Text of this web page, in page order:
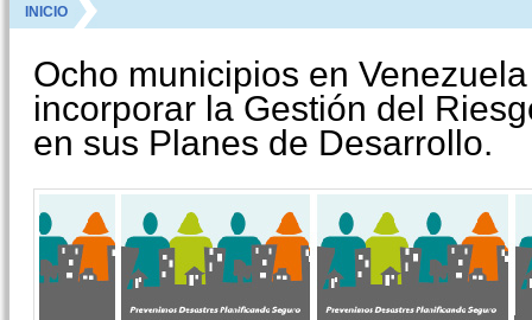
INICIO
Ocho municipios en
incorporar la Gestión del
en sus Planes de Desarrollo.